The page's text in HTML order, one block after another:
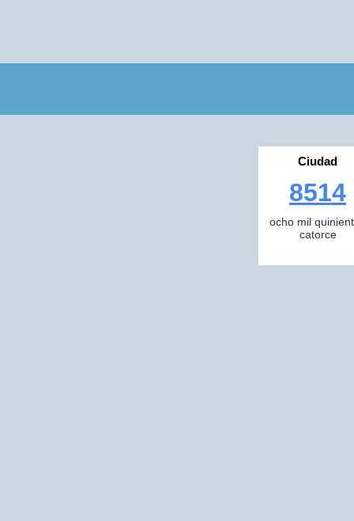
Ciudad
8514
ocho mil
catorce